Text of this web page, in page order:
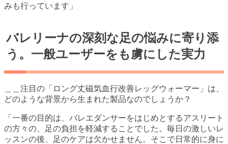
みも行っています」
バレリーナの深刻な足の悩みに寄り添
う。一般ユーザーをも虜にした実力
＿＿注目の「ロング丈磁気血行改善レッグウォーマー」は、
どのような背景から生まれた製品なのでしょうか？
「一番の目的は、バレエダンサーをはじめとするアスリート
の方々の、足の負担を軽減することでした。毎日の激しいレ
ッスンの後、足のケアは欠かせません。そこで日常的に身に